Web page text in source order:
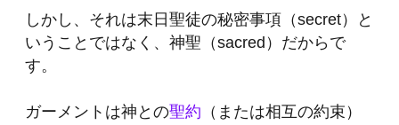
しかし、それは末日聖徒の秘密事項（secret）と
いうことではなく、神聖（sacred） だからで
す。
ガーメントは神との聖約 （または相互の約束）